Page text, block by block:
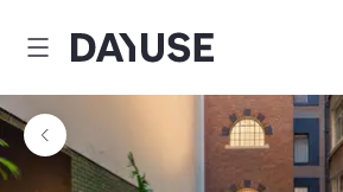
Dayuse